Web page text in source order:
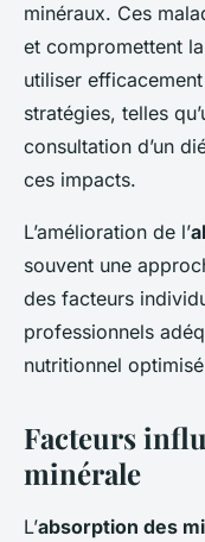
minéraux. Ces
et compromettent
utiliser
stratégies, telles
consultation d’un
ces impacts.
L’amélioration de l’
souvent une
des facteurs
professionnels
nutritionnel
Facteurs
minérale
L’absorption des